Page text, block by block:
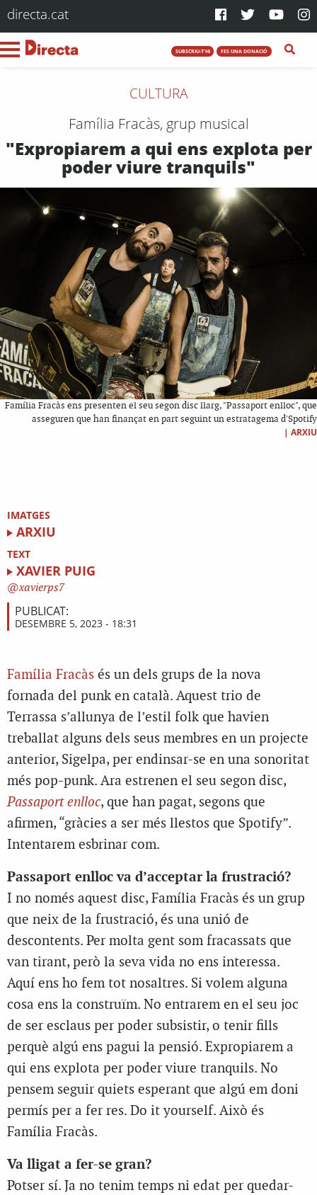
directa.cat
SUBSCRIU-T'HI FES UNA DONACIÓ
CULTURA
Família Fracàs, grup musical
"Expropiarem a qui ens explota per
poder viure tranquils"
Família Fracàs ens presenten el seu segon disc llarg, "Passaport enlloc", que
asseguren que han finançat en part seguint un estratagema d'Spotify
| ARXIU
IMATGES
ARXIU
TEXT
XAVIER PUIG
xavierps7
PUBLICAT:
DESEMBRE 5, 2023 - 18:31
Família Fracàs és un dels grups de la nova
fornada del punk en català. Aquest trio de
Terrassa s’allunya de l’estil folk que havien
treballat alguns dels seus membres en un projecte
anterior, Sigelpa, per endinsar-se en una sonoritat
més pop-punk. Ara estrenen el seu segon disc,
Passaport enlloc, que han pagat, segons que
afirmen, “gràcies a ser més llestos que Spotify”.
Intentarem esbrinar com.
Passaport enlloc va d’acceptar la frustració?
I no només aquest disc, Família Fracàs és un grup
que neix de la frustració, és una unió de
descontents. Per molta gent som fracassats que
van tirant, però la seva vida no ens interessa.
Aquí ens ho fem tot nosaltres. Si volem alguna
cosa ens la construïm. No entrarem en el seu joc
de ser esclaus per poder subsistir, o tenir fills
perquè algú ens pagui la pensió. Expropiarem a
qui ens explota per poder viure tranquils. No
pensem seguir quiets esperant que algú em doni
permís per a fer res. Do it yourself. Això és
Família Fracàs.
Va lligat a fer-se gran?
Potser sí. Ja no tenim temps ni edat per quedar-